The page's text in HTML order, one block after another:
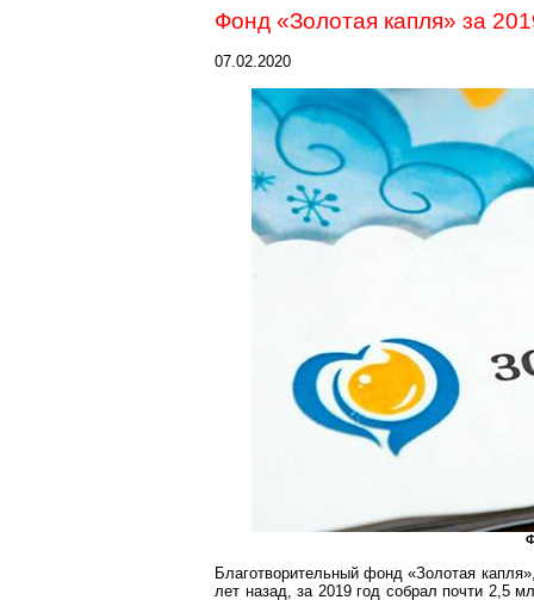
Фонд «Золотая капля» за
07.02.2020
Благотворительный фонд «Золотая
лет назад, за 2019 год собрал почти 2,5